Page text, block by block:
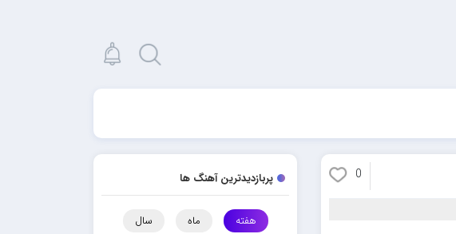
0 پربازدیدترین آهنگ ها
هفته ماه سال